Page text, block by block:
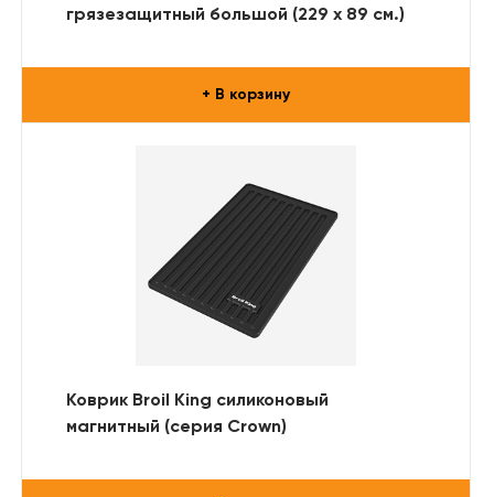
грязезащитный большой (229 х 89 см.)
+ В корзину
Коврик Broil King силиконовый
магнитный (серия Crown)